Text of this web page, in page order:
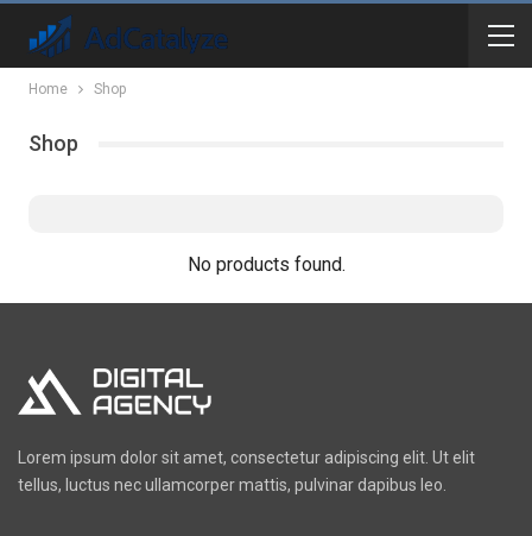
Home Shop
Shop
No products found.
Lorem ipsum dolor sit amet, consectetur adipiscing elit. Ut elit
tellus, luctus nec ullamcorper mattis, pulvinar dapibus leo.